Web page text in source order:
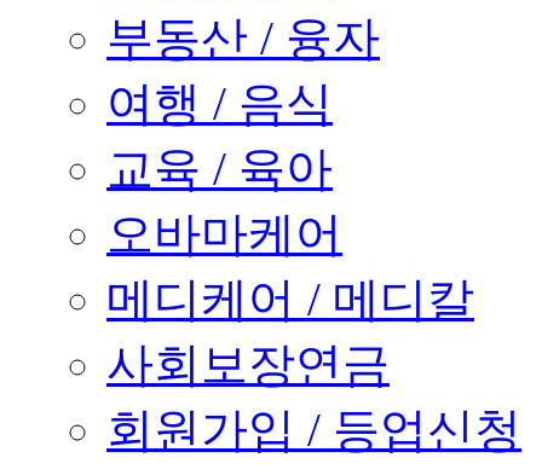
부동산 / 융자
여행 / 음식
교육 / 육아
오바마케어
메디케어 / 메디칼
사회보장연금
회원가입 / 등업신청